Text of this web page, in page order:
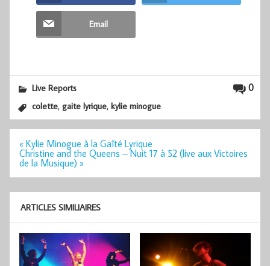
Email
0
Live Reports
colette,gaite lyrique,kylie minogue
Navigation
de
l’article
« Kylie Minogue à la Gaîté Lyrique
Christine and the Queens – Nuit 17 à 52 (live aux Victoires
de la Musique) »
ARTICLES SIMILIAIRES